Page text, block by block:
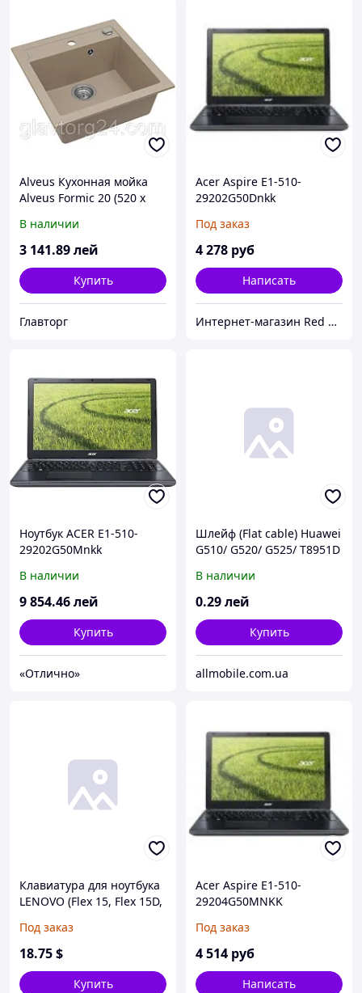
Alveus Кухонная мойка
Alveus Formic 20 (520 x
pebble(1103763)
В наличии
3 141.89лей
Купить
Главторг
Acer Aspire E1-510-
29202G50Dnkk
Под заказ
4 278 руб
Написать
Интернет-магазин Red Storm
Ноутбук ACER E1-510-
29202G50Mnkk
В наличии
9 854.46лей
Купить
«Отлично»
Шлейф (Flat cable) Huawei
G510/ G520/ G525/ T8951D
кнопками громкости*
В наличии
0.29лей
Купить
allmobile.com.ua
Клавиатура для ноутбука
LENOVO (Flex 15, Flex 15D,
black, black frame
Под заказ
18.75$
Купить
Acer Aspire E1-510-
29204G50MNKK
Под заказ
4 514 руб
Написать